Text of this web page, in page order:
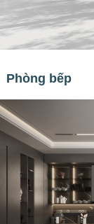
Phòng bếp